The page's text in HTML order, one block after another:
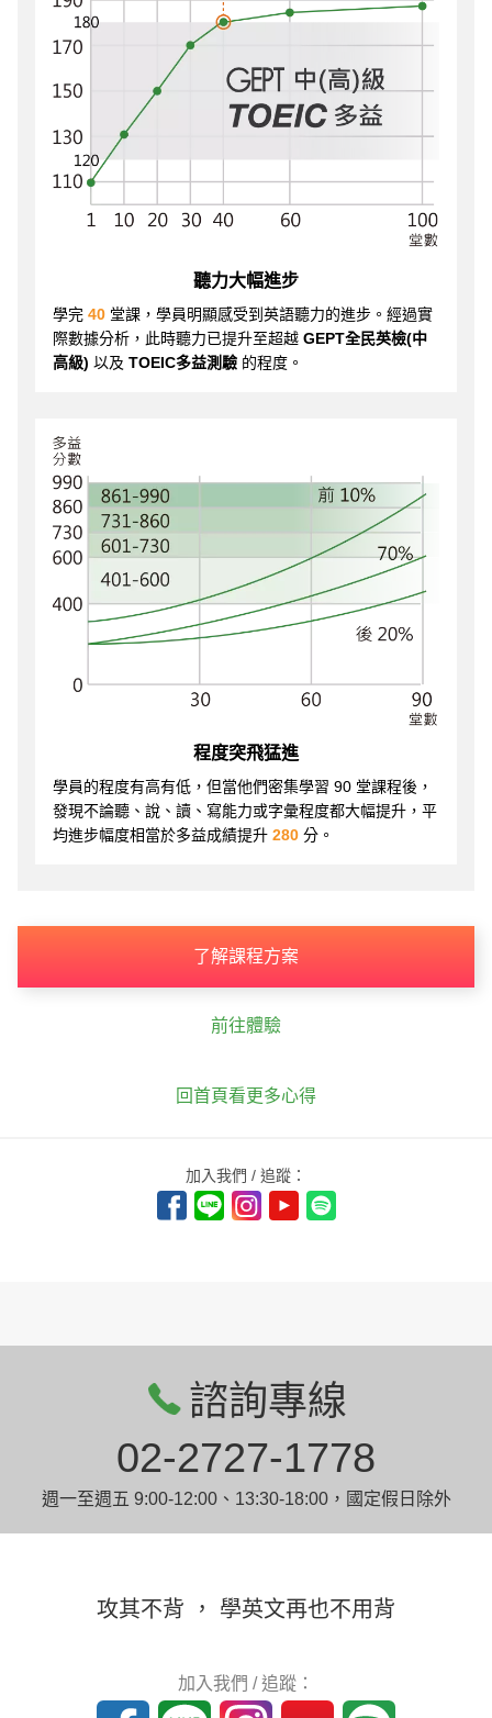
聽力大幅進步
學完 40 堂課，學員明顯感受到英語聽力的進步。經過實
際數據分析，此時聽力已提升至超越 GEPT全民英檢(中
高級) 以及 TOEIC多益測驗 的程度。
程度突飛猛進
學員的程度有高有低，但當他們密集學習 90 堂課程後，
發現不論聽、說、讀、寫能力或字彙程度都大幅提升，平
均進步幅度相當於多益成績提升 280 分。
了解課程方案
前往體驗
回首頁看更多心得
加入我們 / 追蹤：
諮詢專線
02-2727-1778
週一至週五 9:00-12:00、13:30-18:00，國定假日除外
攻其不背 ， 學英文再也不用背
加入我們 / 追蹤：